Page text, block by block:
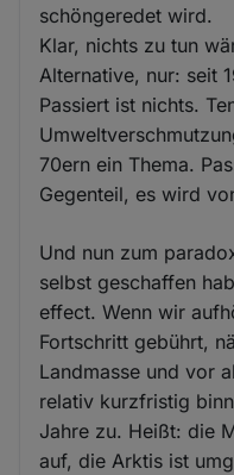
schöngeredet wird.
Klar, nichts zu tun
Alternative, nur: seit
Passiert ist nichts.
70ern ein Thema.
Gegenteil, es wird
Und nun zum
selbst geschaffen
effect. Wenn wir
Fortschritt gebührt,
Landmasse und vor
relativ kurzfristig
Jahre zu. Heißt: die
auf, die Arktis ist